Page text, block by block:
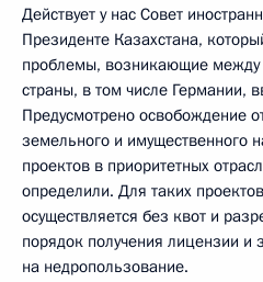
Действует у нас Совет
Президенте Казахстана,
проблемы, возникающие
страны, в том числе Германии,
Предусмотрено освобождение
земельного и имущественного
проектов в приоритетных
определили. Для таких
осуществляется без квот и
порядок получения лицензии и
на недропользование.